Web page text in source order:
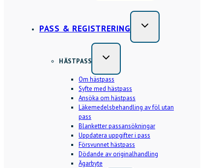
PASS & REGISTRERING
HÄSTPASS
Om hästpass
Syfte med hästpass
Ansöka om hästpass
Läkemedelsbehandling av föl utan
pass
Blanketter passansökningar
Uppdatera uppgifter i pass
Försvunnet hästpass
Dödande av originalhandling
Ägarbyte